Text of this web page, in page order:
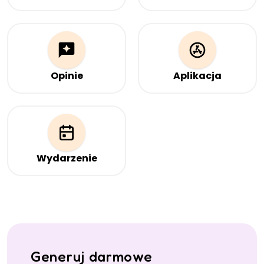
Zeskanuj, aby
udostępnić swoje dane
– zawsze aktualne, bez
konieczności rozdawania
wizytówek.
Opinie
jednej strony.
Aplikacja
Wydarzenie
Generuj darmowe